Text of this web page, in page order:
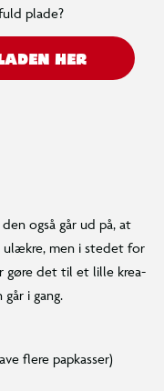
plade?
HER
også går ud på, at
ulækre, men i stedet for
gøre det til et lille krea-
i gang.
flere papkasser)